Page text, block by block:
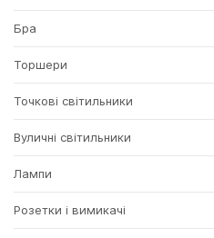
Бра
Торшери
Точкові світильники
Вуличні світильники
Лампи
Розетки і вимикачі